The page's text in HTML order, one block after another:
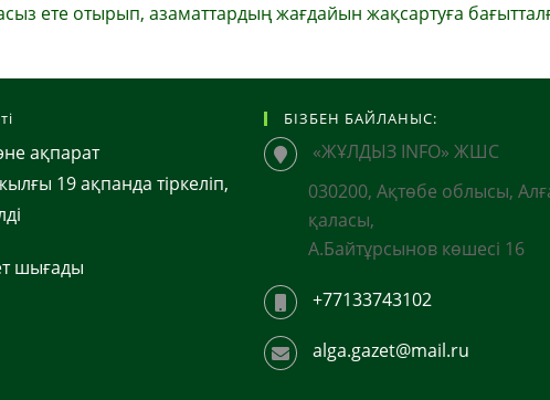
ете отырып, азаматтардың жағдайын жақсартуға
ақпарат
19 ақпанда тіркеліп,
шығады
БІЗБЕН БАЙЛАНЫС:
«ЖҰЛДЫЗ INFO» ЖШС
030200, Ақтөбе облысы,
қаласы,
А.Байтұрсынов көшесі 16
+77133743102
alga.gazet@mail.ru